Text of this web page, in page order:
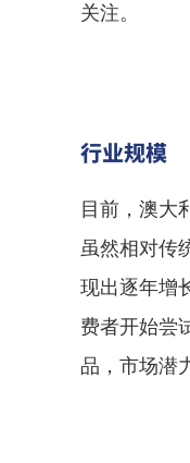
关注。
行业规模
目前，澳大
虽然相对传
现出逐年增
费者开始尝
品，市场潜